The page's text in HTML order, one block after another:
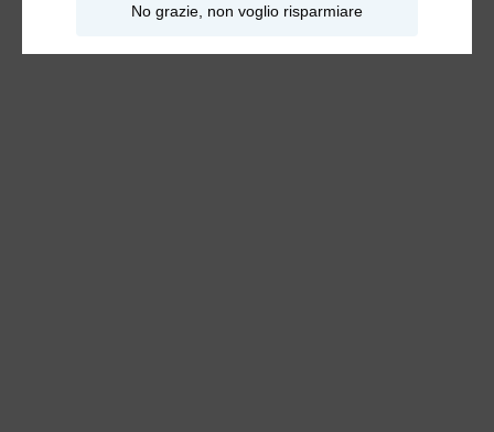
No grazie, non voglio risparmiare